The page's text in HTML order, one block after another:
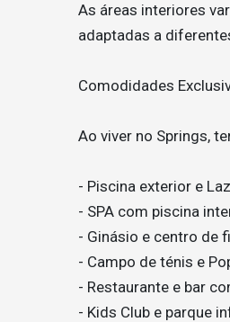
As áreas interiores
adaptadas a
Comodidades
Ao viver no Springs,
- Piscina exterior e
- SPA com piscina
- Ginásio e centro de
- Campo de ténis e
- Restaurante e bar
- Kids Club e parque